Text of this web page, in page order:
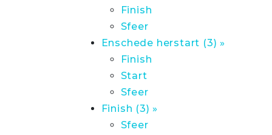
Finish
Sfeer
Enschede herstart (3) »
Finish
Start
Sfeer
Finish (3) »
Sfeer